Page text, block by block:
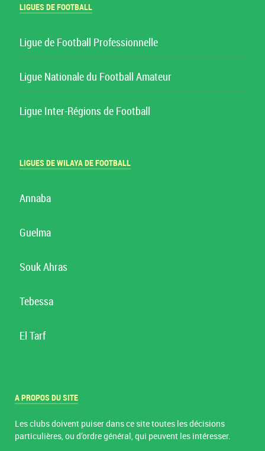
LIGUES DE FOOTBALL
Ligue de Football Professionnelle
Ligue Nationale du Football Amateur
Ligue Inter-Régions de Football
LIGUES DE WILAYA DE FOOTBALL
Annaba
Guelma
Souk Ahras
Tebessa
El Tarf
A PROPOS DU SITE
Les clubs doivent puiser dans ce site toutes les décisions
particulières, ou d’ordre général, qui peuvent les intéresser.